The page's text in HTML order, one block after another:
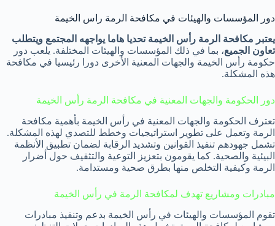
دور المؤسسات والهيئات في مكافحة الرمة راس الخيمة
يعتبر مكافحة الرمة رأس الخيمة تحديا هاما يواجهه المجتمع ويتطلب
تعاون الجميع، بما في ذلك المؤسسات والهيئات المختلفة. يلعب دور
حكومة رأس الخيمة والجهات المعنية الأخرى دورا رئيسيا في مكافحة
هذه المشكلة.
دور الحكومة والجهات المعنية في مكافحة الرمة رأس الخيمة
تعترف الحكومة والجهات المعنية في رأس الخيمة بأهمية مكافحة
الرمة وتعمل على تطوير استراتيجيات وخطط للتصدي لهذه المشكلة.
تشمل جهودهم تنفيذ القوانين وتشديد الرقابة لضمان تطبيق الأنظمة
البيئية والصحية. كما يقومون بتعزيز التوعية والتثقيف حول أضرار
الرمة وكيفية التخلص منها بطرق صحية ومستدامة.
مبادرات ومشاريع تهدف لمكافحة الرمة في رأس الخيمة
تقوم المؤسسات والهيئات في رأس الخيمة بدعم وتنفيذ مبادرات